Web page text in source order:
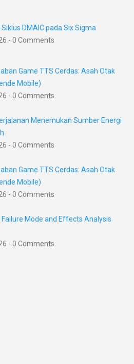
DMAIC pada Six Sigma
- 0 Comments
Game TTS Cerdas: Asah Otak
Mobile)
- 0 Comments
Menemukan Sumber Energi
- 0 Comments
Game TTS Cerdas: Asah Otak
Mobile)
- 0 Comments
Failure Mode and Effects Analysis
- 0 Comments